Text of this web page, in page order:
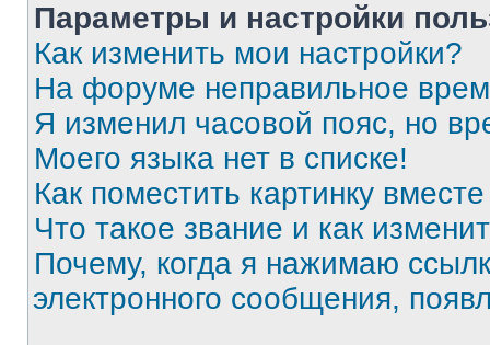
Параметры и настройки
Как изменить мои настройки?
На форуме неправильное
Я изменил часовой пояс, но
Моего языка нет в списке!
Как поместить картинку
Что такое звание и как
Почему, когда я нажимаю
электронного сообщения,